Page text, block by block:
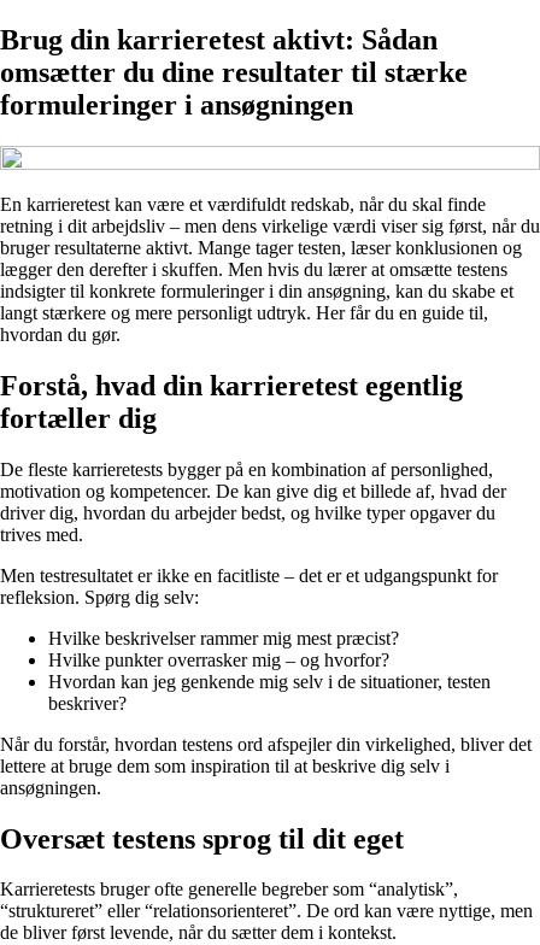
Brug din karrieretest aktivt: Sådan
omsætter du dine resultater til stærke
formuleringer i ansøgningen
En karrieretest kan være et værdifuldt redskab, når du skal finde
retning i dit arbejdsliv – men dens virkelige værdi viser sig først, når du
bruger resultaterne aktivt. Mange tager testen, læser konklusionen og
lægger den derefter i skuffen. Men hvis du lærer at omsætte testens
indsigter til konkrete formuleringer i din ansøgning, kan du skabe et
langt stærkere og mere personligt udtryk. Her får du en guide til,
hvordan du gør.
Forstå, hvad din karrieretest egentlig
fortæller dig
De fleste karrieretests bygger på en kombination af personlighed,
motivation og kompetencer. De kan give dig et billede af, hvad der
driver dig, hvordan du arbejder bedst, og hvilke typer opgaver du
trives med.
Men testresultatet er ikke en facitliste – det er et udgangspunkt for
refleksion. Spørg dig selv:
Hvilke beskrivelser rammer mig mest præcist?
Hvilke punkter overrasker mig – og hvorfor?
Hvordan kan jeg genkende mig selv i de situationer, testen
beskriver?
Når du forstår, hvordan testens ord afspejler din virkelighed, bliver det
lettere at bruge dem som inspiration til at beskrive dig selv i
ansøgningen.
Oversæt testens sprog til dit eget
Karrieretests bruger ofte generelle begreber som “analytisk”,
“struktureret” eller “relationsorienteret”. De ord kan være nyttige, men
de bliver først levende, når du sætter dem i kontekst.